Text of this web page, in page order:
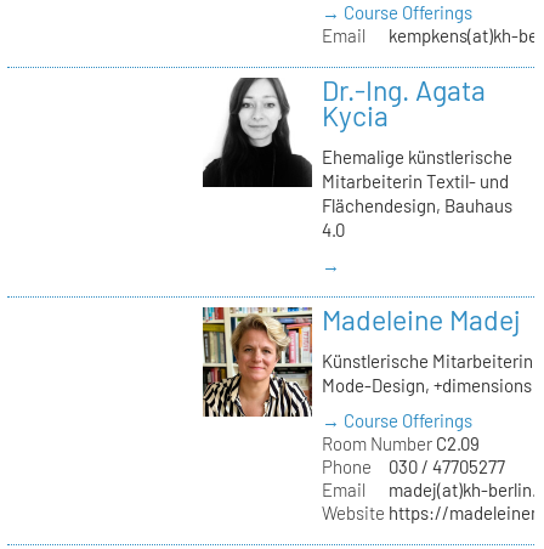
→ Course Offerings
Email
kempkens(at)kh-
Dr.-Ing. Agata
Kycia
Ehemalige künstlerische
Mitarbeiterin Textil- und
Flächendesign, Bauhaus
4.0
→
Madeleine Madej
Künstlerische Mitarbeiterin
Mode-Design, +dimensions
→ Course Offerings
Room NumberC2.09
Phone
030 / 47705277
Email
madej(at)kh-
Website https://